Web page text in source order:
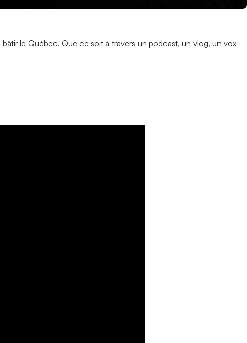
le Québec. Que ce soit à travers un podcast, un vlog, un vox